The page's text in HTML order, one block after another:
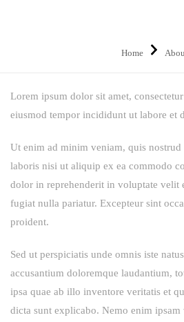
Home
Lorem ipsum dolor sit amet,
eiusmod tempor incididunt ut labore et
Ut enim ad minim veniam, quis
laboris nisi ut aliquip ex ea commodo
dolor in reprehenderit in voluptate velit
fugiat nulla pariatur. Excepteur sint
proident.
Sed ut perspiciatis unde omnis iste
accusantium doloremque laudantium,
ipsa quae ab illo inventore veritatis et
dicta sunt explicabo. Nemo enim